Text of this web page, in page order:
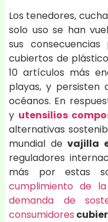
Los tenedores,
solo uso se han
sus
cubiertos de
10 artículos más
playas, y persisten
océanos. En
y utensilios
alternativas
mundial de vajilla
reguladores
más por estas
cumplimiento de
demanda de
consumidores